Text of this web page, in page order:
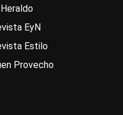
EyN
Estilo
Provecho